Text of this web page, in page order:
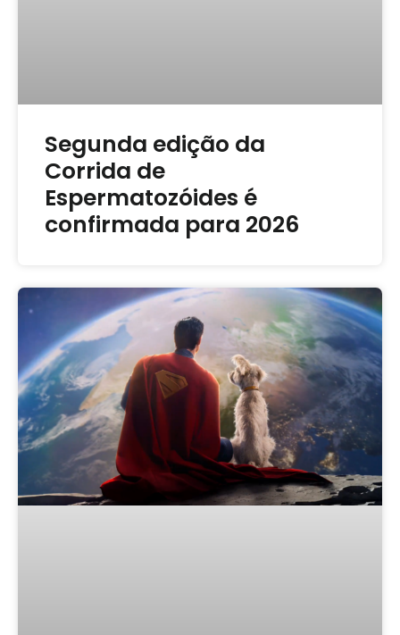
Segunda edição da
Corrida de
Espermatozóides é
confirmada para 2026